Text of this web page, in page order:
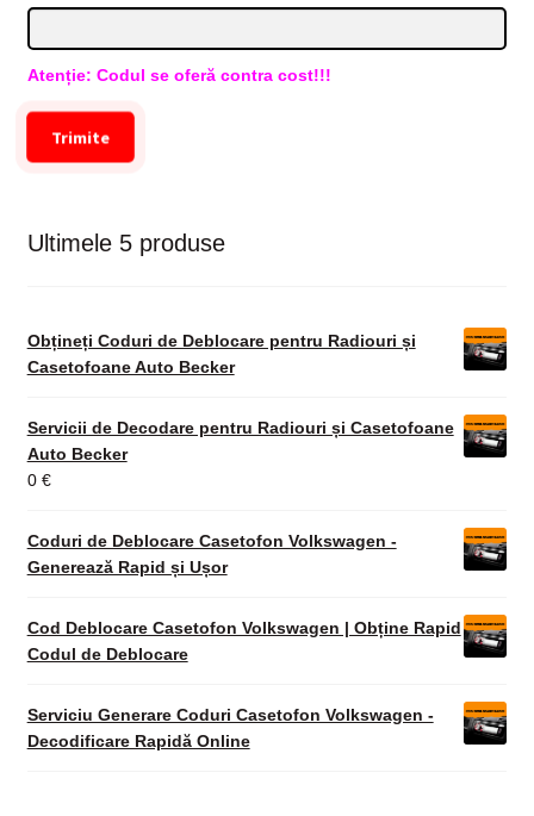
Atenție: Codul se oferă contra cost!!!
Trimite
Ultimele 5 produse
Obțineți Coduri de Deblocare pentru Radiouri și
Casetofoane Auto Becker
Servicii de Decodare pentru Radiouri și Casetofoane
Auto Becker
0 €
Coduri de Deblocare Casetofon Volkswagen -
Generează Rapid și Ușor
Cod Deblocare Casetofon Volkswagen | Obține Rapid
Codul de Deblocare
Serviciu Generare Coduri Casetofon Volkswagen -
Decodificare Rapidă Online